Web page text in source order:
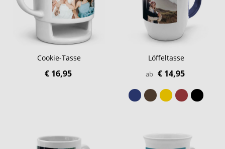
Cookie-Tasse
€ 16,95
Löffeltasse
ab € 14,95